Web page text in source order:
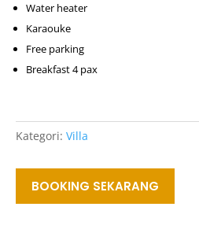
Water heater
Karaouke
Free parking
Breakfast 4 pax
Kategori: Villa
BOOKING SEKARANG